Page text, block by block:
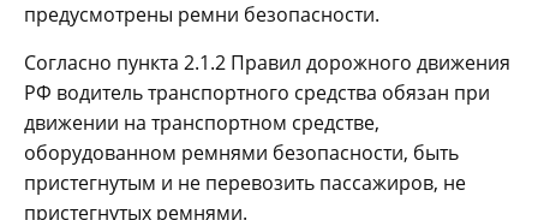
предусмотрены ремни безопасности.
Согласно пункта 2.1.2 Правил дорожного движения
РФ водитель транспортного средства обязан при
движении на транспортном средстве,
оборудованном ремнями безопасности, быть
пристегнутым и не перевозить пассажиров, не
пристегнутых ремнями.